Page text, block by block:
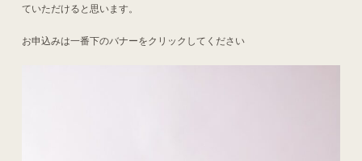
ていただけると思います。
お申込みは一番下のバナーをクリックしてください